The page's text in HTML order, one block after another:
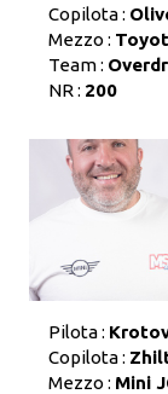
Copilota :
Mezzo :
Team :
NR : 200
Pilota :
Copilota :
Mezzo : Mini